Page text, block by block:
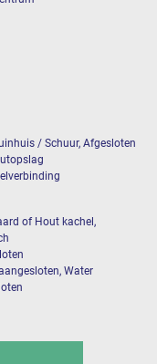
/ Schuur, Afgesloten
of Hout kachel,
Water